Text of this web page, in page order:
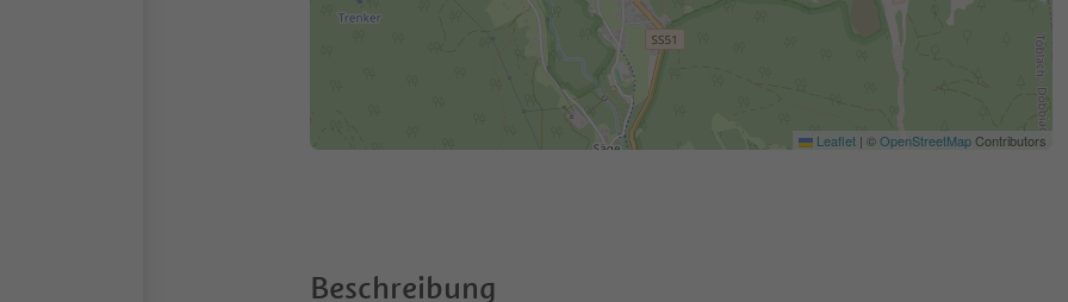
Leaflet | ©OpenStreetMapContributors
Beschreibung